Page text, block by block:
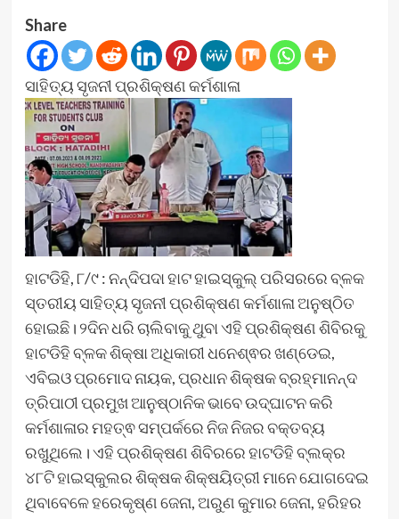
Share
ସାହିତ୍ୟ ସୃଜନୀ ପ୍ରଶିକ୍ଷଣ କର୍ମଶାଳା
ହାଟଡିହି, ୮/୯ : ନନ୍ଦିପଦା ହାଟ ହାଇସ୍କୁଲ୍ ପରିସରରେ ବ୍ଳକ
ସ୍ତରୀୟ ସାହିତ୍ୟ ସୃଜନୀ ପ୍ରଶିକ୍ଷଣ କର୍ମଶାଳା ଅନୁଷ୍ଠିତ
ହୋଇଛି। ୨ଦିନ ଧରି ଚାଲିବାକୁ ଥୁବା ଏହି ପ୍ରଶିକ୍ଷଣ ଶିବିରକୁ
ହାଟଡିହି ବ୍ଳକ ଶିକ୍ଷା ଅଧିକାରୀ ଧନେଶ୍ଵର ଖଣ୍ଡେଇ,
ଏବିଇଓ ପ୍ରମୋଦ ନାୟକ, ପ୍ରଧାନ ଶିକ୍ଷକ ବ୍ରହ୍ମାନନ୍ଦ
ତ୍ରିପାଠୀ ପ୍ରମୁଖ ଆନୁଷ୍ଠାନିକ ଭାବେ ଉଦ୍‌ଘାଟନ କରି
କର୍ମଶାଳାର ମହତ୍ଵ ସମ୍ପର୍କରେ ନିଜ ନିଜର ବକ୍ତବ୍ୟ
ରଖୁଥିଲେ। ଏହି ପ୍ରଶିକ୍ଷଣ ଶିବିରରେ ହାଟଡିହି ବ୍ଲକ୍‌ର
୪୮ଟି ହାଇସ୍କୁଲର ଶିକ୍ଷକ ଶିକ୍ଷୟିତ୍ରୀ ମାନେ ଯୋଗଦେଇ
ଥିବାବେଳେ ହରେକୃଷ୍ଣ ଜେନା, ଅରୁଣ କୁମାର ଜେନା, ହରିହର